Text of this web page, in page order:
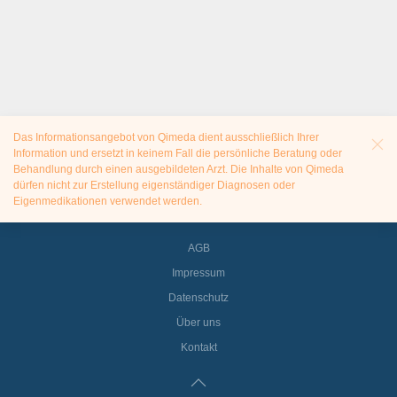
Das Informationsangebot von Qimeda dient ausschließlich Ihrer
Information und ersetzt in keinem Fall die persönliche Beratung oder
Behandlung durch einen ausgebildeten Arzt. Die Inhalte von Qimeda
dürfen nicht zur Erstellung eigenständiger Diagnosen oder
Eigenmedikationen verwendet werden.
AGB
Impressum
Datenschutz
Über uns
Kontakt